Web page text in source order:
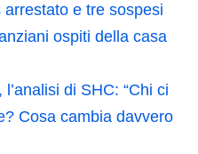
e tre sospesi
ospiti della casa
di SHC: “Chi ci
Cosa cambia davvero